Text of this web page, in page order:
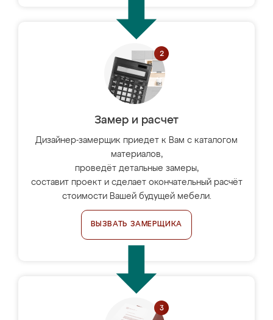
Замер и расчет
Дизайнер-замерщик приедет к Вам с каталогом
материалов,
проведёт детальные замеры,
составит проект и сделает окончательный расчёт
стоимости Вашей будущей мебели.
ВЫЗВАТЬ ЗАМЕРЩИКА